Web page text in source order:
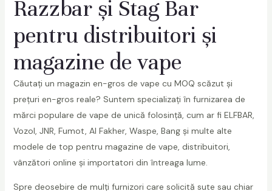
Căutați un magazin en-gros de vape cu MOQ scăzut și
prețuri en-gros reale? Suntem specializați în furnizarea de
mărci populare de vape de unică folosință, cum ar fi ELFBAR,
Vozol, JNR, Fumot, Al Fakher, Waspe, Bang și multe alte
modele de top pentru magazine de vape, distribuitori,
vânzători online și importatori din întreaga lume.
Spre deosebire de mulți furnizori care solicită sute sau chiar